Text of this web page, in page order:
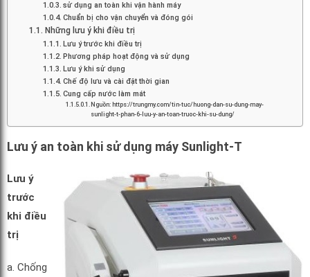
sử dụng an toàn khi vận hành máy
Chuẩn bị cho vận chuyển và đóng gói
Những lưu ý khi điều trị
Lưu ý trước khi điều trị
Phương pháp hoạt động và sử dụng
Lưu ý khi sử dụng
Chế độ lưu và cài đặt thời gian
Cung cấp nước làm mát
Nguồn: https://trungmy.com/tin-tuc/huong-dan-su-dung-may-
sunlight-t-phan-6-luu-y-an-toan-truoc-khi-su-dung/
Lưu ý an toàn khi sử dụng máy Sunlight-T
Lưu ý
trước
khi điều
trị
a. Chống